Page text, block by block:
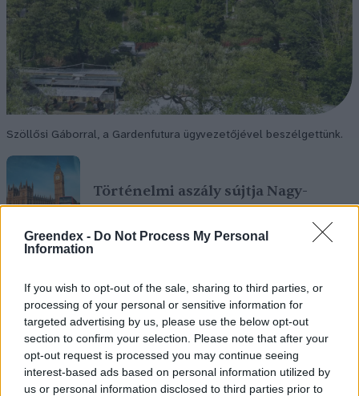
Greendex - Do Not Process My Personal
Information
If you wish to opt-out of the sale, sharing to third parties, or
processing of your personal or sensitive information for
targeted advertising by us, please use the below opt-out
section to confirm your selection. Please note that after your
opt-out request is processed you may continue seeing
interest-based ads based on personal information utilized by
us or personal information disclosed to third parties prior to
Szöllősi Gáborral, a Gardenfutura ügyvezetőjével beszélgettünk.
Történelmi aszály sújtja Nagy-
Britanniát is
SZEMLE
Elképesztő felvétel mutatja meg,
mekkora a különbség az áradó és a
kiszáradó Duna között
ÉLŐ BOLYGÓNK